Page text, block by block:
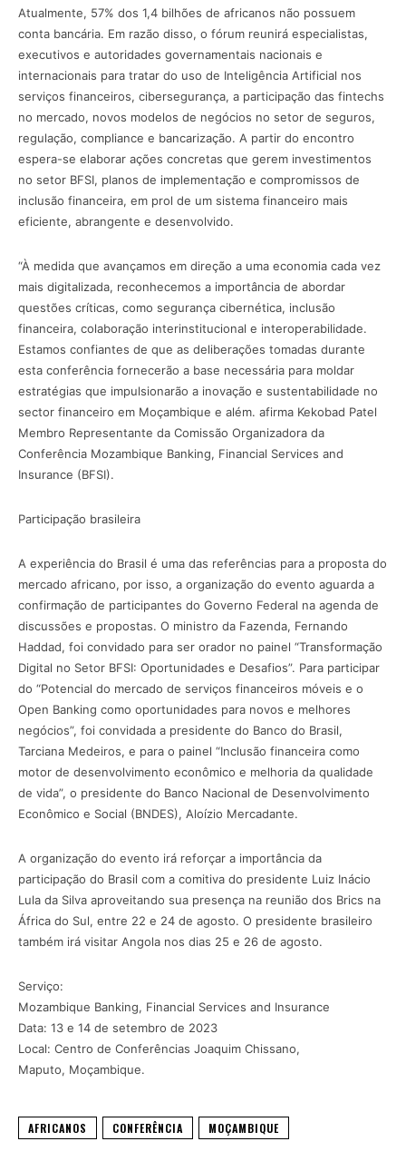
Atualmente, 57% dos 1,4 bilhões de africanos não possuem
conta bancária. Em razão disso, o fórum reunirá especialistas,
executivos e autoridades governamentais nacionais e
internacionais para tratar do uso de Inteligência Artificial nos
serviços financeiros, cibersegurança, a participação das fintechs
no mercado, novos modelos de negócios no setor de seguros,
regulação, compliance e bancarização. A partir do encontro
espera-se elaborar ações concretas que gerem investimentos
no setor BFSI, planos de implementação e compromissos de
inclusão financeira, em prol de um sistema financeiro mais
eficiente, abrangente e desenvolvido.
“À medida que avançamos em direção a uma economia cada vez
mais digitalizada, reconhecemos a importância de abordar
questões críticas, como segurança cibernética, inclusão
financeira, colaboração interinstitucional e interoperabilidade.
Estamos confiantes de que as deliberações tomadas durante
esta conferência fornecerão a base necessária para moldar
estratégias que impulsionarão a inovação e sustentabilidade no
sector financeiro em Moçambique e além. afirma Kekobad Patel
Membro Representante da Comissão Organizadora da
Conferência Mozambique Banking, Financial Services and
Insurance (BFSI).
Participação brasileira
A experiência do Brasil é uma das referências para a proposta do
mercado africano, por isso, a organização do evento aguarda a
confirmação de participantes do Governo Federal na agenda de
discussões e propostas. O ministro da Fazenda, Fernando
Haddad, foi convidado para ser orador no painel “Transformação
Digital no Setor BFSI: Oportunidades e Desafios”. Para participar
do “Potencial do mercado de serviços financeiros móveis e o
Open Banking como oportunidades para novos e melhores
negócios”, foi convidada a presidente do Banco do Brasil,
Tarciana Medeiros, e para o painel “Inclusão financeira como
motor de desenvolvimento econômico e melhoria da qualidade
de vida”, o presidente do Banco Nacional de Desenvolvimento
Econômico e Social (BNDES), Aloízio Mercadante.
A organização do evento irá reforçar a importância da
participação do Brasil com a comitiva do presidente Luiz Inácio
Lula da Silva aproveitando sua presença na reunião dos Brics na
África do Sul, entre 22 e 24 de agosto. O presidente brasileiro
também irá visitar Angola nos dias 25 e 26 de agosto.
Serviço:
Mozambique Banking, Financial Services and Insurance
Data: 13 e 14 de setembro de 2023
Local: Centro de Conferências Joaquim Chissano,
Maputo, Moçambique.
AFRICANOS CONFERÊNCIA MOÇAMBIQUE